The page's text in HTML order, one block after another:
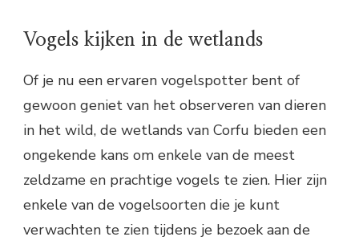
Vogels kijken in de wetlands
Of je nu een ervaren vogelspotter bent of
gewoon geniet van het observeren van dieren
in het wild, de wetlands van Corfu bieden een
ongekende kans om enkele van de meest
zeldzame en prachtige vogels te zien. Hier zijn
enkele van de vogelsoorten die je kunt
verwachten te zien tijdens je bezoek aan de